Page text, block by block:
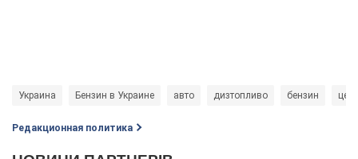
Украина Бензин в Украине авто дизтопливо бензин
Редакционная политика